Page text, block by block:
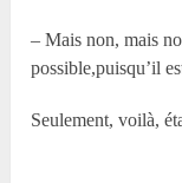
– Mais non, mais
possible,puisqu’il
Seulement, voilà,